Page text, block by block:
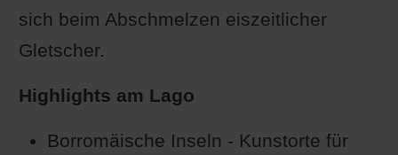
sich beim Abschmelzen eiszeitlicher
Gletscher.
Highlights am Lago
Borromäische Inseln - Kunstorte für